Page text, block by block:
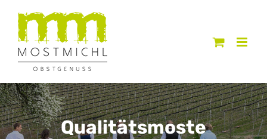
Zum
Inhalt
springen
Qualitätsmoste